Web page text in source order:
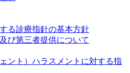
る診療指針の基本方針
び第三者提供について
ント）ハラスメントに対する指